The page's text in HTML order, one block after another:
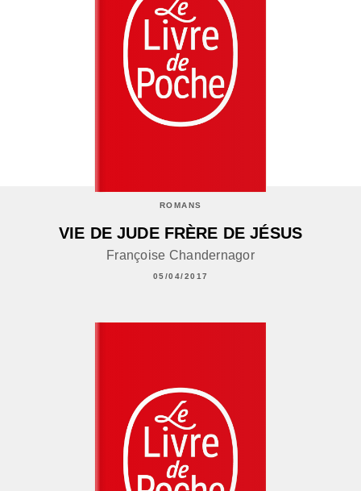
ROMANS
VIE DE JUDE FRÈRE DE JÉSUS
Françoise Chandernagor
05/04/2017